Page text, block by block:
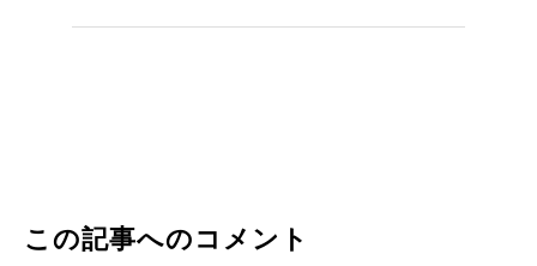
この記事へのコメント